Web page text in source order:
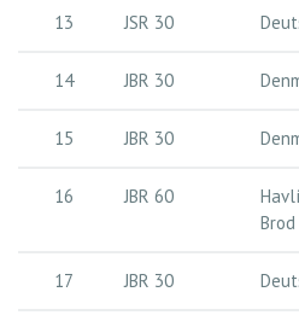
13 JSR 30
14 JBR 30
15 JBR 30
16 JBR 60
Brod
17 JBR 30